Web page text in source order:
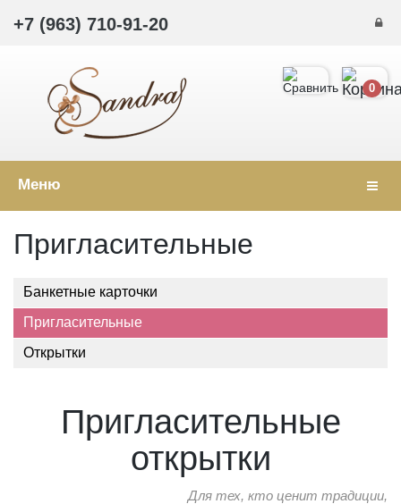
+7 (963) 710-91-20
0
Меню
Пригласительные
Банкетные карточки
Пригласительные
Открытки
Пригласительные
открытки
Для тех, кто ценит традиции,